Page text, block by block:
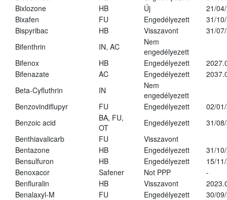
Bixlozone
HB Új
21/
Bixafen
FU Engedélyezett
31/
Bispyribac
HB Visszavont
31/
Bifenthrin
IN, AC
Nem
engedélyezett
Bifenox
HB Engedélyezett
Bifenazate
AC Engedélyezett
Beta-Cyfluthrin
IN
Nem
engedélyezett
Benzovindiflupyr
FU Engedélyezett
02/
Benzoic acid
BA, FU,
OT
Engedélyezett
31/
Benthiavalicarb
FU
Visszavont
Bentazone
HB Engedélyezett
31/
Bensulfuron
HB Engedélyezett
15/
Benoxacor
Safener Not PPP
-
Benfluralin
HB Visszavont
Benalaxyl-M
FU Engedélyezett
30/